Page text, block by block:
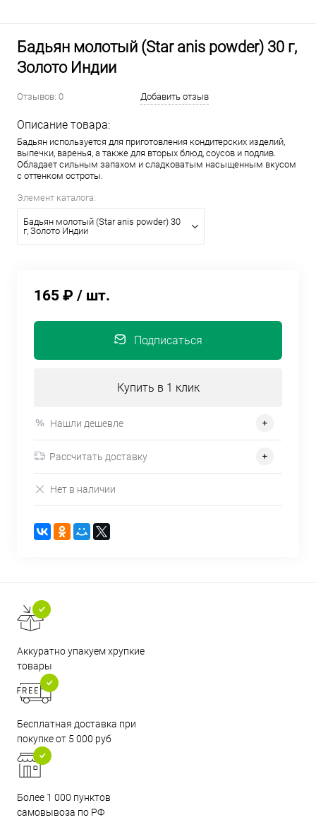
Бадьян молотый (Star anis powder) 30 г,
Золото Индии
Отзывов: 0 Добавить отзыв
Описание товара:
Бадьян используется для приготовления кондитерских изделий,
выпечки, варенья, а также для вторых блюд, соусов и подлив.
Обладает сильным запахом и сладковатым насыщенным вкусом
с оттенком остроты.
Элемент каталога:
Бадьян молотый (Star anis powder) 30
г, Золото Индии
165 ₽ / шт.
Подписаться
Купить в 1 клик
Нашли дешевле
Рассчитать доставку
Нет в наличии
Аккуратно упакуем хрупкие
товары
Бесплатная доставка при
покупке от 5 000 руб
Более 1 000 пунктов
самовывоза по РФ